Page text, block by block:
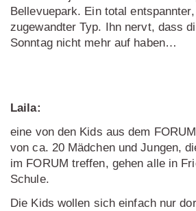
Bellevuepark. Ein total
zugewandter Typ. Ihn nervt, dass
Sonntag nicht mehr auf haben…
Laila:
eine von den Kids aus dem
von ca. 20 Mädchen und Jungen,
im FORUM treffen, gehen alle in
Schule.
Die Kids wollen sich einfach nur